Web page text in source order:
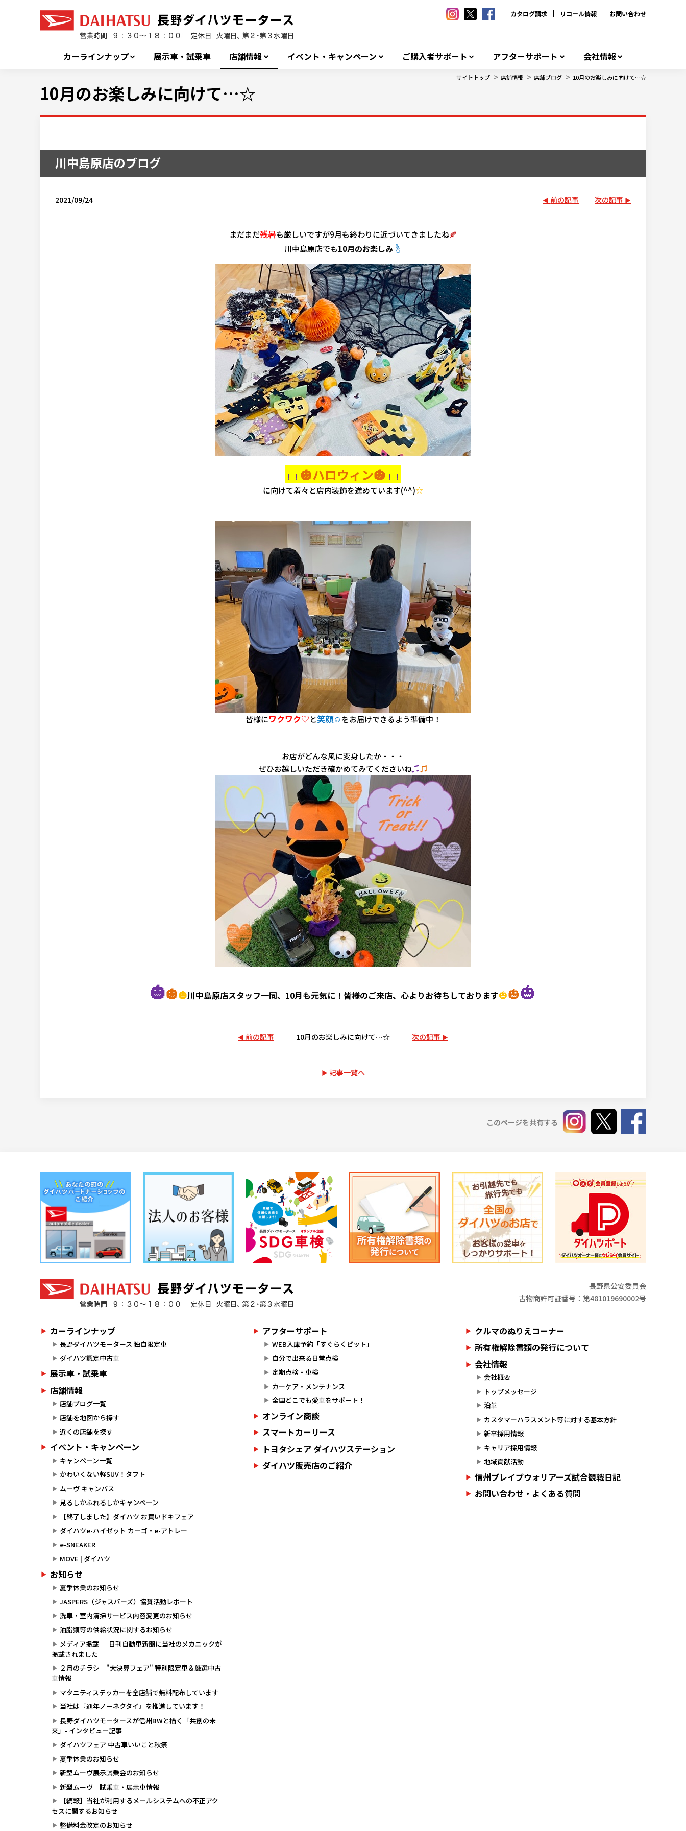
カタログ請求 リコール情報 お問い合わせ
カーラインナップ 展示車・試乗車 店舗情報 イベント・キャンペーン ご購入者サポート アフターサポート 会社情報
サイトトップ > 店舗情報 > 店舗ブログ > 10月のお楽しみに向けて…☆
10月のお楽しみに向けて…☆
川中島原店のブログ
2021/09/24 前の記事 次の記事
まだまだ残暑も厳しいですが9月も終わりに近づいてきましたね🍂
川中島原店でも10月のお楽しみ☝
！！ 🎃ハロウィン🎃 ！！
に向けて着々と店内装飾を進めています(^^)☆
皆様にワクワク♡と笑顔☺をお届けできるよう準備中！
お店がどんな風に変身したか・・・
ぜひお越しいただき確かめてみてくださいね♫♫
🎃🎃🎃川中島原店スタッフ一同、10月も元気に！皆様のご来店、心よりお待ちしております🎃🎃🎃
前の記事 10月のお楽しみに向けて…☆ 次の記事
記事一覧へ
このページを共有する
長野県公安委員会
古物商許可証番号：第481019690002号
カーラインナップ
長野ダイハツモータース 独自限定車
ダイハツ認定中古車
展示車・試乗車
店舗情報
店舗ブログ一覧
店舗を地図から探す
近くの店舗を探す
イベント・キャンペーン
キャンペーン一覧
かわいくない軽SUV！タフト
ムーヴ キャンバス
見るしかふれるしかキャンペーン
【終了しました】ダイハツ お買いドキフェア
ダイハツe-ハイゼット カーゴ・e-アトレー
e-SNEAKER
MOVE | ダイハツ
お知らせ
夏季休業のお知らせ
JASPERS（ジャスパーズ）協賛活動レポート
洗車・室内清掃サービス内容変更のお知らせ
油脂類等の供給状況に関するお知らせ
メディア掲載 ｜ 日刊自動車新聞に当社のメカニックが
掲載されました
２月のチラシ｜"大決算フェア" 特別限定車＆厳選中古
車情報
マタニティステッカーを全店舗で無料配布しています
当社は『通年ノーネクタイ』を推進しています！
長野ダイハツモータースが信州BWと描く「共創の未
来」- インタビュー記事
ダイハツフェア 中古車いいこと秋祭
夏季休業のお知らせ
新型ムーヴ展示試乗会のお知らせ
新型ムーヴ 試乗車・展示車情報
【続報】当社が利用するメールシステムへの不正アク
セスに関するお知らせ
整備料金改定のお知らせ
アフターサポート
WEB入庫予約「すぐらくピット」
自分で出来る日常点検
定期点検・車検
カーケア・メンテナンス
全国どこでも愛車をサポート！
オンライン商談
スマートカーリース
トヨタシェア ダイハツステーション
ダイハツ販売店のご紹介
クルマのぬりえコーナー
所有権解除書類の発行について
会社情報
会社概要
トップメッセージ
沿革
カスタマーハラスメント等に対する基本方針
新卒採用情報
キャリア採用情報
地域貢献活動
信州ブレイブウォリアーズ試合観戦日記
お問い合わせ・よくある質問